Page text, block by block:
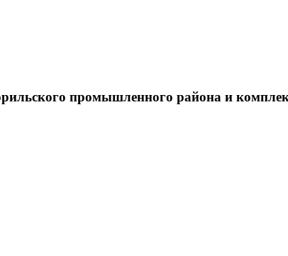
промышленного района и